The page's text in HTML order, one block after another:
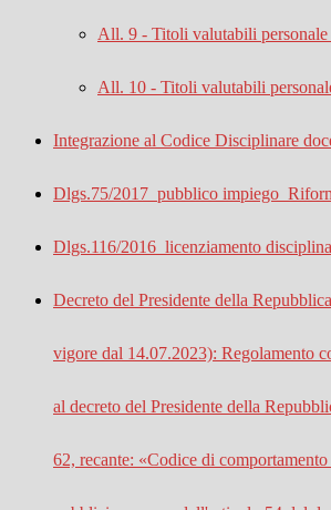
All. 9 - Titoli valutabili personale
All. 10 - Titoli valutabili
Integrazione al Codice Disciplinare
Dlgs.75/2017_pubblico
Dlgs.116/2016_licenziamento
Decreto del Presidente della
vigore dal 14.07.2023): Regolamento
al decreto del Presidente della
62, recante: «Codice di